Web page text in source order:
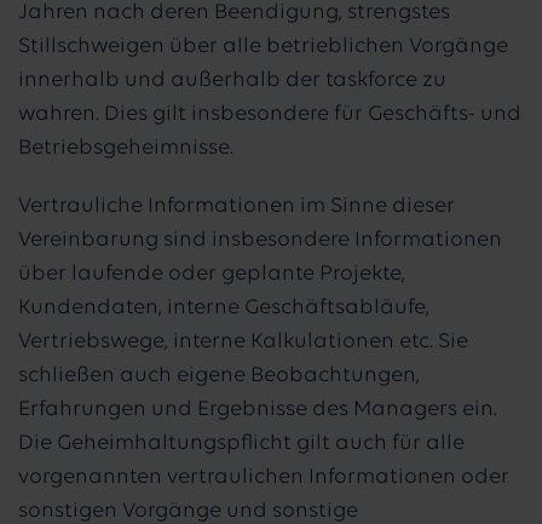
Jahren nach deren Beendigung, strengstes
Stillschweigen über alle betrieblichen Vorgänge
innerhalb und außerhalb der taskforce zu
wahren. Dies gilt insbesondere für Geschäfts- und
Betriebsgeheimnisse.
Vertrauliche Informationen im Sinne dieser
Vereinbarung sind insbesondere Informationen
über laufende oder geplante Projekte,
Kundendaten, interne Geschäftsabläufe,
Vertriebswege, interne Kalkulationen etc. Sie
schließen auch eigene Beobachtungen,
Erfahrungen und Ergebnisse des Managers ein.
Die Geheimhaltungspflicht gilt auch für alle
vorgenannten vertraulichen Informationen oder
sonstigen Vorgänge und sonstige